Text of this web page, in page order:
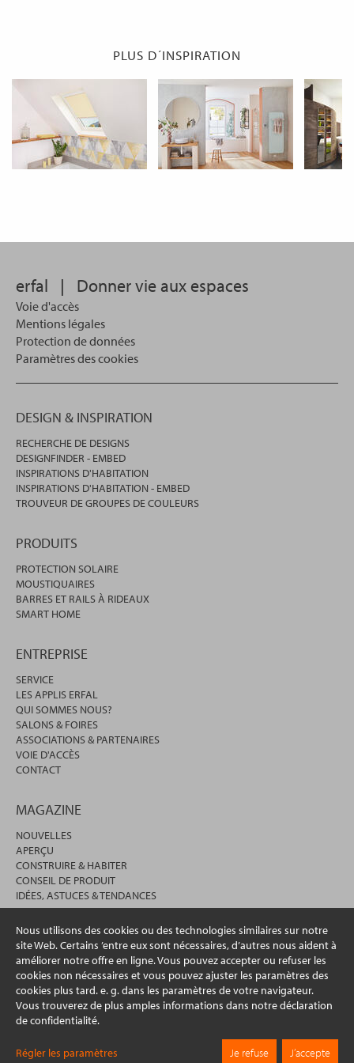
Nous utilisons des cookies ou des technologies similaires sur notre
site Web. Certains ’entre eux sont nécessaires, d’autres nous aident à
améliorer notre offre en ligne. Vous pouvez accepter ou refuser les
cookies non nécessaires et vous pouvez ajuster les paramètres des
cookies plus tard. e. g. dans les paramètres de votre navigateur.
Vous trouverez de plus amples informations dans notre déclaration
de confidentialité.
Régler les paramètres Je refuse J’accepte
PLUS D´INSPIRATION
erfal | Donner vie aux espaces
Voie d'accès
Mentions légales
Protection de données
Paramètres des cookies
DESIGN & INSPIRATION
RECHERCHE DE DESIGNS
DESIGNFINDER - EMBED
INSPIRATIONS D'HABITATION
INSPIRATIONS D'HABITATION - EMBED
TROUVEUR DE GROUPES DE COULEURS
PRODUITS
PROTECTION SOLAIRE
MOUSTIQUAIRES
BARRES ET RAILS À RIDEAUX
SMART HOME
ENTREPRISE
SERVICE
LES APPLIS ERFAL
QUI SOMMES NOUS?
SALONS & FOIRES
ASSOCIATIONS & PARTENAIRES
VOIE D'ACCÈS
CONTACT
MAGAZINE
NOUVELLES
APERÇU
CONSTRUIRE & HABITER
CONSEIL DE PRODUIT
IDÉES, ASTUCES & TENDANCES